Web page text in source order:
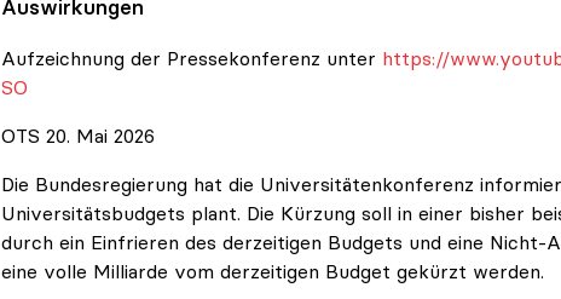
Auswirkungen
Aufzeichnung der Pressekonferenz unter https://
SO
OTS 20. Mai 2026
Die Bundesregierung hat die Universitätenkonferenz
Universitätsbudgets plant. Die Kürzung soll in einer bisher
durch ein Einfrieren des derzeitigen Budgets und eine Nicht-
eine volle Milliarde vom derzeitigen Budget gekürzt werden.